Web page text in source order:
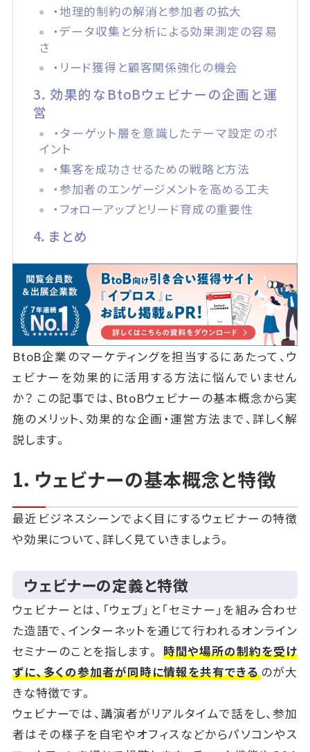
・地理的制約の解消と参加者の拡大
・データ収集と分析による効果測定の容易
さ
・リード獲得と顧客関係強化の機会
3．効果的なBtoBウェビナーの企画と運
営
・ターゲット層を意識したテーマ設定のポ
イント
・集客を成功させるための戦略と方法
・参加者のエンゲージメントを高める工夫
・フォローアップとリード育成の重要性
4．まとめ
BtoB企業のマーケティングを担当するにあたって、ウ
ェビナーを効果的に活用する方法に悩んでいません
か？ この記事では、BtoBウェビナーの基本概念から実
施のメリット、効果的な企画・運営方法まで、詳しく解
説します。
1．ウェビナーの基本概念と特徴
最近ビジネスシーンでよく目にするウェビナーの特徴
や効果について、詳しく見ていきましょう。
ウェビナーの定義と特徴
ウェビナーとは、「ウェブ」と「セミナー」を組み合わせ
た造語で、インターネットを通じて行われるオンライン
セミナーのことを指します。 時間や場所の制約を受け
ずに、多くの参加者が同時に情報を共有できるのが大
きな特徴です。
ウェビナーでは、講演者がリアルタイムで話をし、参加
者はその様子を自宅やオフィスなどからパソコンやス